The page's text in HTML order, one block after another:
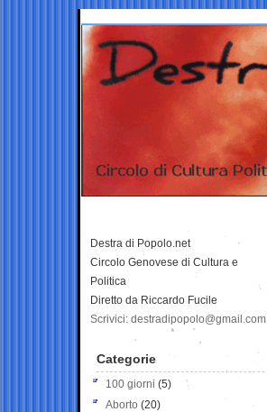
Destra di Popolo.net
Circolo Genovese di Cultura e
Politica
Diretto da Riccardo Fucile
Scrivici: destradipopolo@gmail.com
Categorie
100 giorni (5)
Aborto (20)